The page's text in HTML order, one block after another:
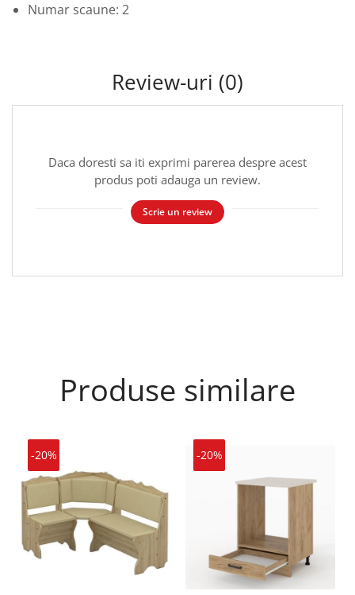
Numar scaune: 2
Review-uri (0)
Daca doresti sa iti exprimi parerea despre acest
produs poti adauga un review.
Scrie un review
Produse similare
-20% -20%